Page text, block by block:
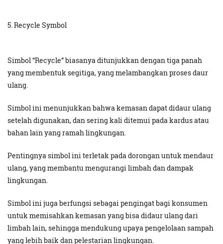
5. Recycle Symbol
Simbol “Recycle” biasanya ditunjukkan dengan tiga panah
yang membentuk segitiga, yang melambangkan proses daur
ulang.
Simbol ini menunjukkan bahwa kemasan dapat didaur ulang
setelah digunakan, dan sering kali ditemui pada kardus atau
bahan lain yang ramah lingkungan.
Pentingnya simbol ini terletak pada dorongan untuk mendaur
ulang, yang membantu mengurangi limbah dan dampak
lingkungan.
Simbol ini juga berfungsi sebagai pengingat bagi konsumen
untuk memisahkan kemasan yang bisa didaur ulang dari
limbah lain, sehingga mendukung upaya pengelolaan sampah
yang lebih baik dan pelestarian lingkungan.